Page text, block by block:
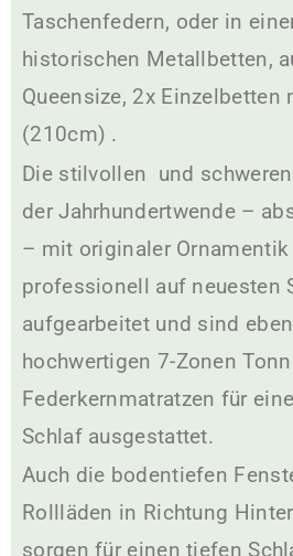
Taschenfedern, oder in
historischen Metallbetten,
Queensize, 2x Einzelbetten
(210cm) .
Die stilvollen und
der Jahrhundertwende –
– mit originaler Ornamentik
professionell auf neuesten
aufgearbeitet und sind
hochwertigen 7-Zonen
Federkernmatratzen für
Schlaf ausgestattet.
Auch die bodentiefen
Rollläden in Richtung
sorgen für einen tiefen